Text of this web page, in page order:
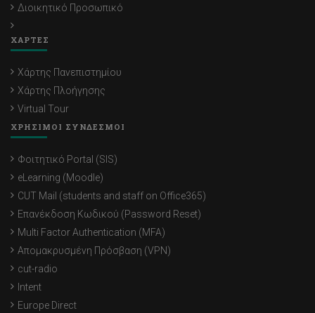
Διοικητικό Προσωπικό
ΧΑΡΤΕΣ
Χάρτης Πανεπιστημίου
Χάρτης Πλοήγησης
Virtual Tour
ΧΡΗΣΙΜΟΙ ΣΥΝΔΕΣΜΟΙ
Φοιτητικό Portal (SIS)
eLearning (Moodle)
CUT Mail (students and staff on Office365)
Επανέκδοση Κωδικού (Password Reset)
Multi Factor Authentication (MFA)
Απομακρυσμένη Πρόσβαση (VPN)
cut-radio
Intent
Europe Direct